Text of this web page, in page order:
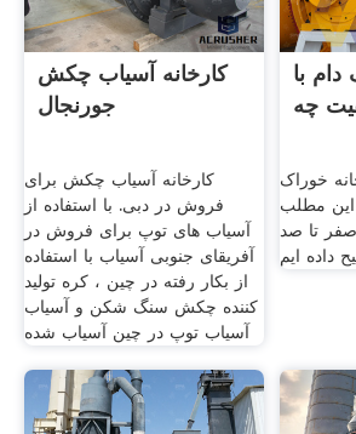
کارخانه آسیاب چکش
جورنجال
کارخانه آسیاب چکش برای
فروش در دبی. با استفاده از
آسیاب های توپ برای فروش در
آفریقای جنوبی آسیاب با استفاده
از بکار رفته در چین ، کره تولید
کننده چکش سنگ شکن و آسیاب
آسیاب توپ در چین آسیاب شده
با
چه
خوراک
این مطلب
صفر تا صد